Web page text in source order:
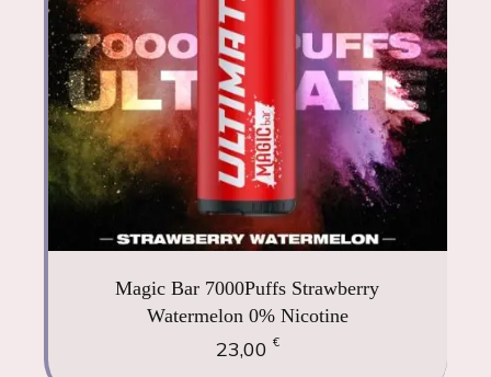
Magic Bar 7000Puffs Strawberry
Watermelon 0% Nicotine
23,00 €